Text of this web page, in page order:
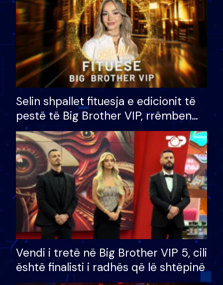
Selin shpallet fituesja e edicionit të
pestë të Big Brother VIP, rrëmben
çmimin e madh prej 100 mijë eurosh
Vendi i tretë në Big Brother VIP 5, cili
është finalisti i radhës që lë shtëpinë